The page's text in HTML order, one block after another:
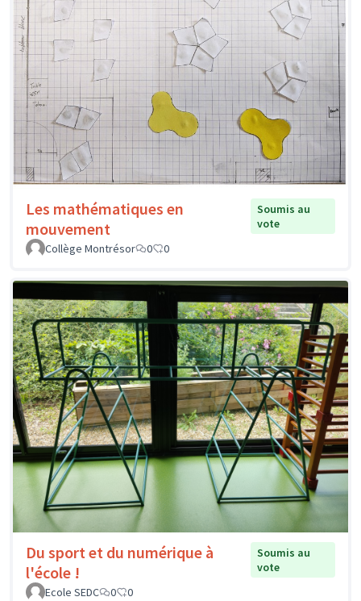
Les mathématiques en
mouvement
Soumis au
vote
Collège Montrésor
0 0
Du sport et du numérique à
l'école !
Soumis au
vote
Ecole SEDC
0 0